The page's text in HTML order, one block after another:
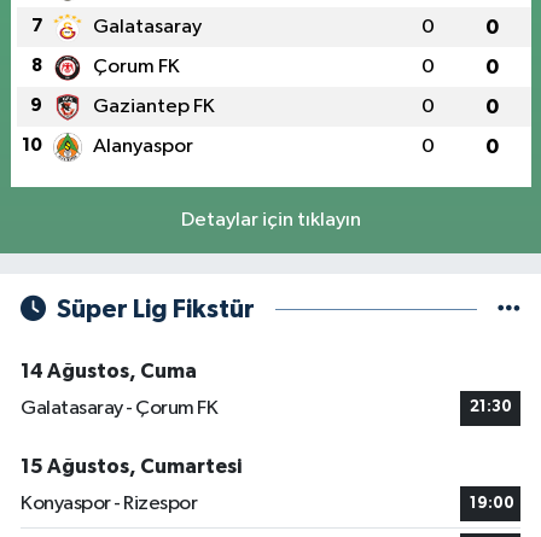
7 Galatasaray 0 0
8 Çorum FK 0 0
9 Gaziantep FK 0 0
10 Alanyaspor 0 0
Detaylar için tıklayın
Süper Lig Fikstür
14 Ağustos, Cuma
Galatasaray - Çorum FK
21:30
15 Ağustos, Cumartesi
Konyaspor - Rizespor
19:00